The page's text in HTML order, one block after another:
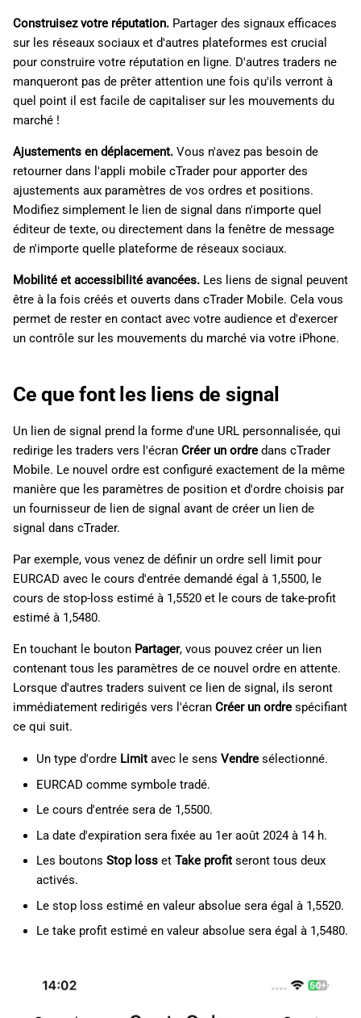
Construisez votre réputation. Partager des signaux efficaces
sur les réseaux sociaux et d'autres plateformes est crucial
pour construire votre réputation en ligne. D'autres traders ne
manqueront pas de prêter attention une fois qu'ils verront à
quel point il est facile de capitaliser sur les mouvements du
marché !
Ajustements en déplacement. Vous n'avez pas besoin de
retourner dans l'appli mobile cTrader pour apporter des
ajustements aux paramètres de vos ordres et positions.
Modifiez simplement le lien de signal dans n'importe quel
éditeur de texte, ou directement dans la fenêtre de message
de n'importe quelle plateforme de réseaux sociaux.
Mobilité et accessibilité avancées. Les liens de signal peuvent
être à la fois créés et ouverts dans cTrader Mobile. Cela vous
permet de rester en contact avec votre audience et d'exercer
un contrôle sur les mouvements du marché via votre iPhone.
Ce que font les liens de signal
Un lien de signal prend la forme d'une URL personnalisée, qui
redirige les traders vers l'écran Créer un ordre dans cTrader
Mobile. Le nouvel ordre est configuré exactement de la même
manière que les paramètres de position et d'ordre choisis par
un fournisseur de lien de signal avant de créer un lien de
signal dans cTrader.
Par exemple, vous venez de définir un ordre sell limit pour
EURCAD avec le cours d'entrée demandé égal à 1,5500, le
cours de stop-loss estimé à 1,5520 et le cours de take-profit
estimé à 1,5480.
En touchant le bouton Partager, vous pouvez créer un lien
contenant tous les paramètres de ce nouvel ordre en attente.
Lorsque d'autres traders suivent ce lien de signal, ils seront
immédiatement redirigés vers l'écran Créer un ordre spécifiant
ce qui suit.
Un type d'ordre Limitavec le sens Vendresélectionné.
EURCAD comme symbole tradé.
Le cours d'entrée sera de 1,5500.
La date d'expiration sera fixée au 1er août 2024 à 14 h.
Les boutons Stop losset Take profitseront tous deux
activés.
Le stop loss estimé en valeur absolue sera égal à 1,5520.
Le take profit estimé en valeur absolue sera égal à 1,5480.